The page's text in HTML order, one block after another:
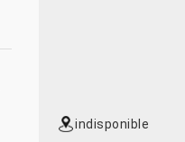
indisponible